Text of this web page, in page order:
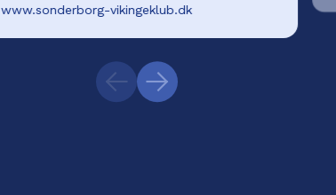
www.sonderborg-vikingeklub.dk